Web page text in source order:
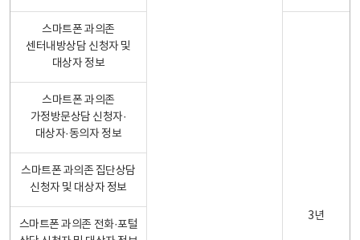
스마트폰 과의존
센터내방상담 신청자 및
대상자 정보
3년
스마트폰 과의존
가정방문상담 신청자·
대상자·동의자 정보
스마트폰 과의존 집단상담
신청자 및 대상자 정보
스마트폰 과의존 전화·포털